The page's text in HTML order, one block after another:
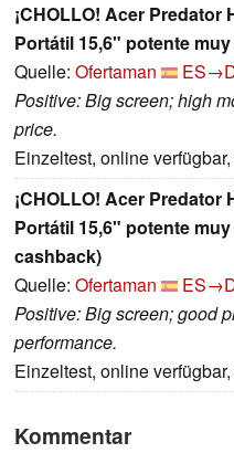
¡CHOLLO! Acer Predator
Portátil 15,6" potente
Quelle: Ofertaman
Positive: Big screen; high
price.
Einzeltest, online
¡CHOLLO! Acer Predator
Portátil 15,6" potente
cashback)
Quelle: Ofertaman
Positive: Big screen; good
performance.
Einzeltest, online
Kommentar